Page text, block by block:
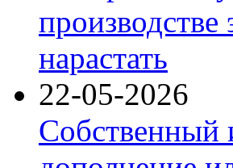
нарастать
22-05-2026
Собственный